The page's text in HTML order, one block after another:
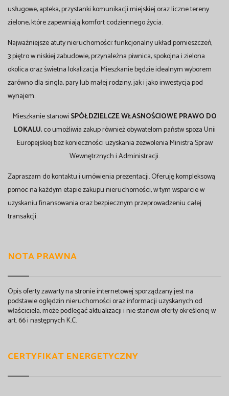
usługowe, apteka, przystanki komunikacji miejskiej oraz liczne tereny
zielone, które zapewniają komfort codziennego życia.
Najważniejsze atuty nieruchomości: funkcjonalny układ pomieszczeń,
3 piętro w niskiej zabudowie, przynależna piwnica, spokojna i zielona
okolica oraz świetna lokalizacja. Mieszkanie będzie idealnym wyborem
zarówno dla singla, pary lub małej rodziny, jak i jako inwestycja pod
wynajem.
Mieszkanie stanowi SPÓŁDZIELCZE WŁASNOŚCIOWE PRAWO DO
LOKALU, co umożliwia zakup również obywatelom państw spoza Unii
Europejskiej bez konieczności uzyskania zezwolenia Ministra Spraw
Wewnętrznych i Administracji.
Zapraszam do kontaktu i umówienia prezentacji. Oferuję kompleksową
pomoc na każdym etapie zakupu nieruchomości, w tym wsparcie w
uzyskaniu finansowania oraz bezpiecznym przeprowadzeniu całej
transakcji.
NOTA PRAWNA
Opis oferty zawarty na stronie internetowej sporządzany jest na
podstawie oględzin nieruchomości oraz informacji uzyskanych od
właściciela, może podlegać aktualizacji i nie stanowi oferty określonej w
art. 66 i następnych K.C.
CERTYFIKAT ENERGETYCZNY